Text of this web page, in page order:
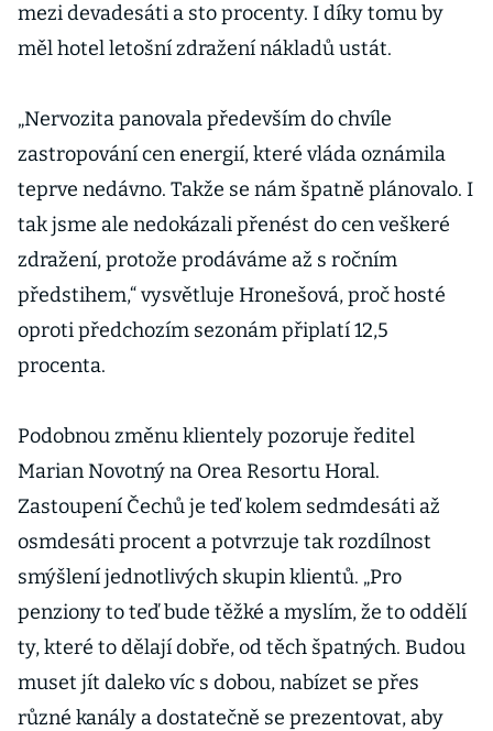
mezi devadesáti a sto procenty. I díky tomu by
měl hotel letošní zdražení nákladů ustát.
„Nervozita panovala především do chvíle
zastropování cen energií, které vláda oznámila
teprve nedávno. Takže se nám špatně plánovalo. I
tak jsme ale nedokázali přenést do cen veškeré
zdražení, protože prodáváme až s ročním
předstihem,“ vysvětluje Hronešová, proč hosté
oproti předchozím sezonám připlatí 12,5
procenta.
Podobnou změnu klientely pozoruje ředitel
Marian Novotný na Orea Resortu Horal.
Zastoupení Čechů je teď kolem sedmdesáti až
osmdesáti procent a potvrzuje tak rozdílnost
smýšlení jednotlivých skupin klientů. „Pro
penziony to teď bude těžké a myslím, že to oddělí
ty, které to dělají dobře, od těch špatných. Budou
muset jít daleko víc s dobou, nabízet se přes
různé kanály a dostatečně se prezentovat, aby